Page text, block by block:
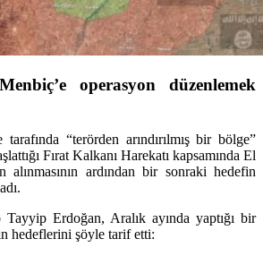
operasyon düzenlemek
tarafında “terörden arındırılmış bir bölge”
Fırat Kalkanı Harekatı kapsamında El
ardından bir sonraki hedefin
Tayyip Erdoğan, Aralık ayında yaptığı bir
hedeflerini şöyle tarif etti: